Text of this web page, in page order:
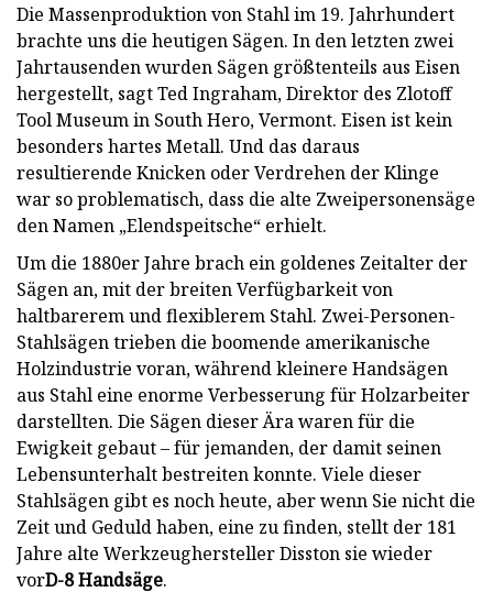
Die Massenproduktion von Stahl im 19. Jahrhundert
brachte uns die heutigen Sägen. In den letzten zwei
Jahrtausenden wurden Sägen größtenteils aus Eisen
hergestellt, sagt Ted Ingraham, Direktor des Zlotoff
Tool Museum in South Hero, Vermont. Eisen ist kein
besonders hartes Metall. Und das daraus
resultierende Knicken oder Verdrehen der Klinge
war so problematisch, dass die alte Zweipersonensäge
den Namen „Elendspeitsche“ erhielt.
Um die 1880er Jahre brach ein goldenes Zeitalter der
Sägen an, mit der breiten Verfügbarkeit von
haltbarerem und flexiblerem Stahl. Zwei-Personen-
Stahlsägen trieben die boomende amerikanische
Holzindustrie voran, während kleinere Handsägen
aus Stahl eine enorme Verbesserung für Holzarbeiter
darstellten. Die Sägen dieser Ära waren für die
Ewigkeit gebaut – für jemanden, der damit seinen
Lebensunterhalt bestreiten konnte. Viele dieser
Stahlsägen gibt es noch heute, aber wenn Sie nicht die
Zeit und Geduld haben, eine zu finden, stellt der 181
Jahre alte Werkzeughersteller Disston sie wieder
vorD-8 Handsäge.